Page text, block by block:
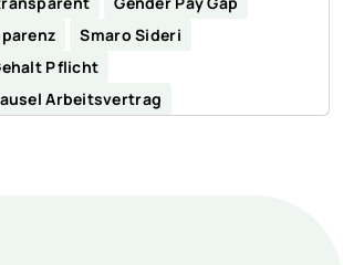
Smaro Sideri
Pflicht
Arbeitsvertrag